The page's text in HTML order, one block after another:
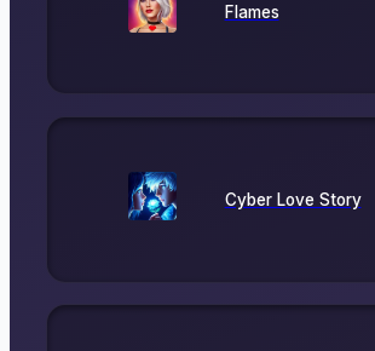
Flames
Cyber Love Story